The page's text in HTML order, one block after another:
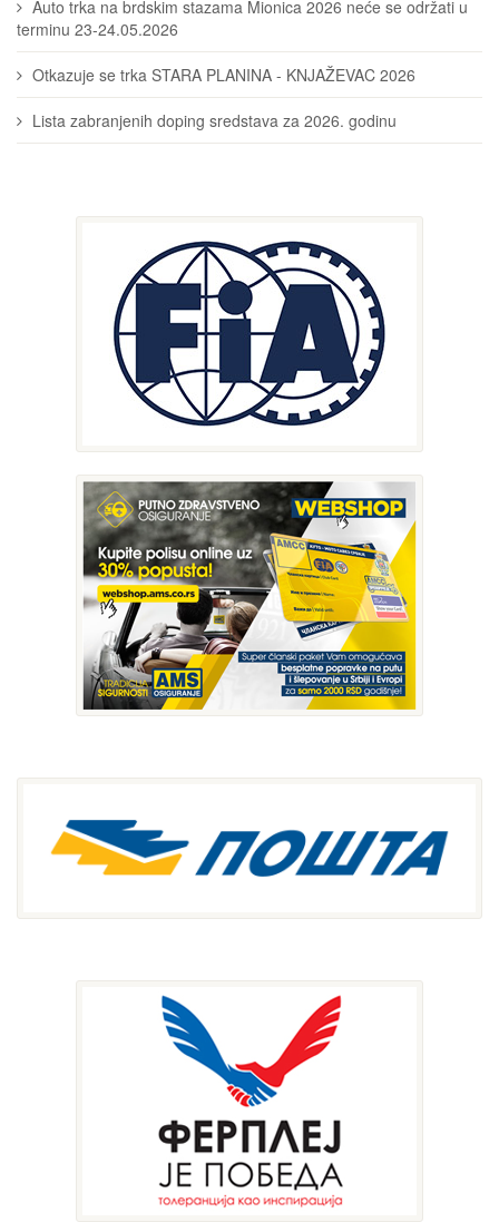
Auto trka na brdskim stazama Mionica 2026 neće se održati u
terminu 23-24.05.2026
Otkazuje se trka STARA PLANINA - KNJAŽEVAC 2026
Lista zabranjenih doping sredstava za 2026. godinu